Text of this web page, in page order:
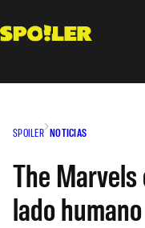
SPOILER NOTICIAS
The
lado